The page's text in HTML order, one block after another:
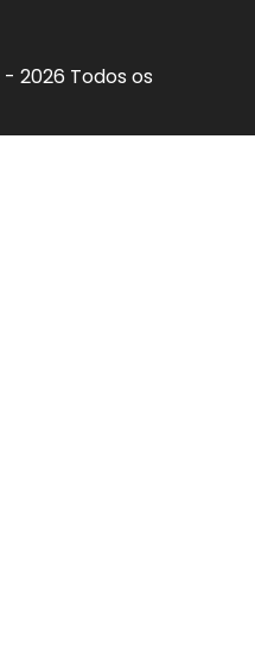
- 2026 Todos os